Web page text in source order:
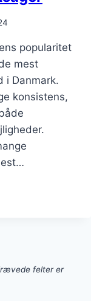
popularitet
mest
i Danmark.
konsistens,
felter er